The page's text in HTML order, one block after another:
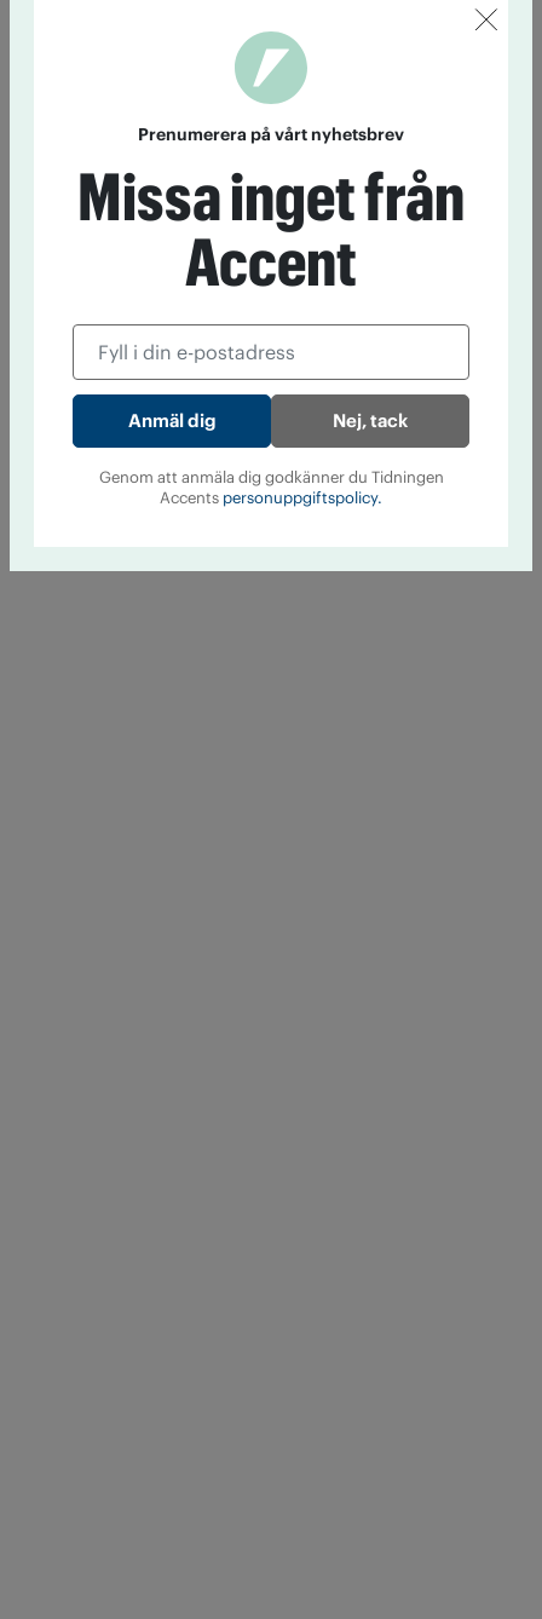
Prenumerera på vårt nyhetsbrev
Missa inget från
Accent
Nej, tack
Genom att anmäla dig godkänner du Tidningen
Accents personuppgiftspolicy.